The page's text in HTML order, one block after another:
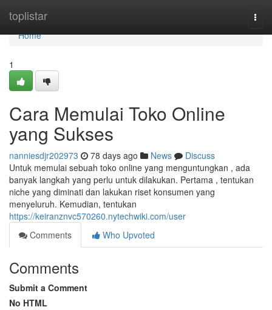
toplistar
Home
Home
1
Cara Memulai Toko Online
yang Sukses
nanniesdjr202973 78 days ago News
Discuss
Untuk memulai sebuah toko online yang menguntungkan , ada
banyak langkah yang perlu untuk dilakukan. Pertama , tentukan
niche yang diminati dan lakukan riset konsumen yang
menyeluruh. Kemudian, tentukan
https://keiranznvc570260.nytechwiki.com/user
Comments
Who Upvoted
Comments
Submit a Comment
No HTML